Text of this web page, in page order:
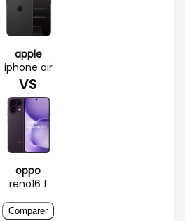
apple
iphone air
VS
oppo
reno16 f
Comparer